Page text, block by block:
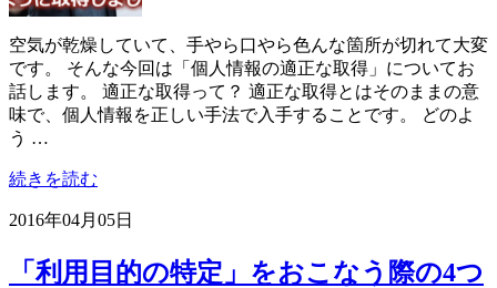
空気が乾燥していて、手やら口やら色んな箇所が切れて大変
です。 そんな今回は「個人情報の適正な取得」についてお
話します。 適正な取得って？ 適正な取得とはそのままの意
味で、個人情報を正しい手法で入手することです。 どのよ
う …
続きを読む
2016年04月05日
「利用目的の特定」をおこなう際の4つ